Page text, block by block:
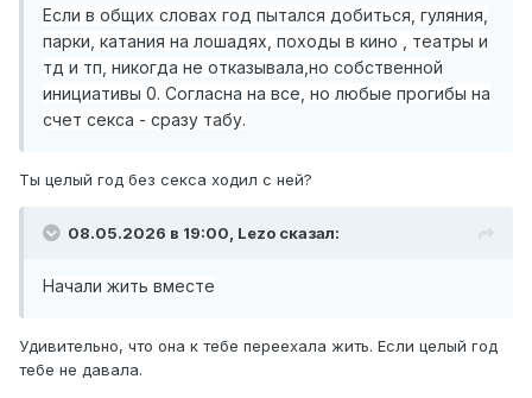
Если в общих словах год пытался добиться, гуляния,
парки, катания на лошадях, походы в кино , театры и
тд и тп, никогда не отказывала,но собственной
инициативы 0. Согласна на все, но любые прогибы на
счет секса - сразу табу.
Ты целый год без секса ходил с ней?
08.05.2026 в 19:00, Lezo сказал:
Начали жить вместе
Удивительно, что она к тебе переехала жить. Если целый год
тебе не давала.